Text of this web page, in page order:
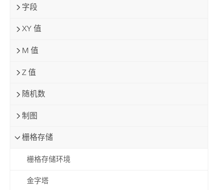
字段
XY 值
M 值
Z 值
随机数
制图
栅格存储
栅格存储环境
金字塔